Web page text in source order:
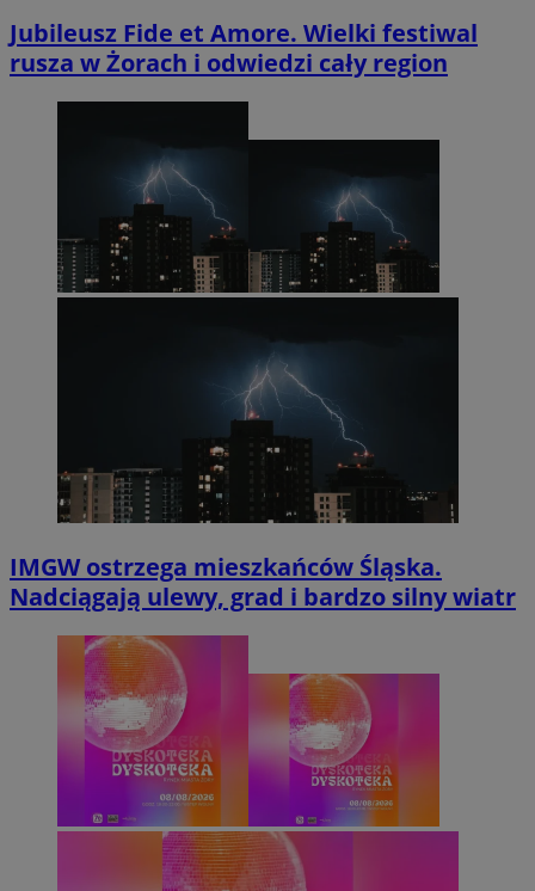
Jubileusz Fide et Amore. Wielki festiwal
rusza w Żorach i odwiedzi cały region
IMGW ostrzega mieszkańców Śląska.
Nadciągają ulewy, grad i bardzo silny wiatr